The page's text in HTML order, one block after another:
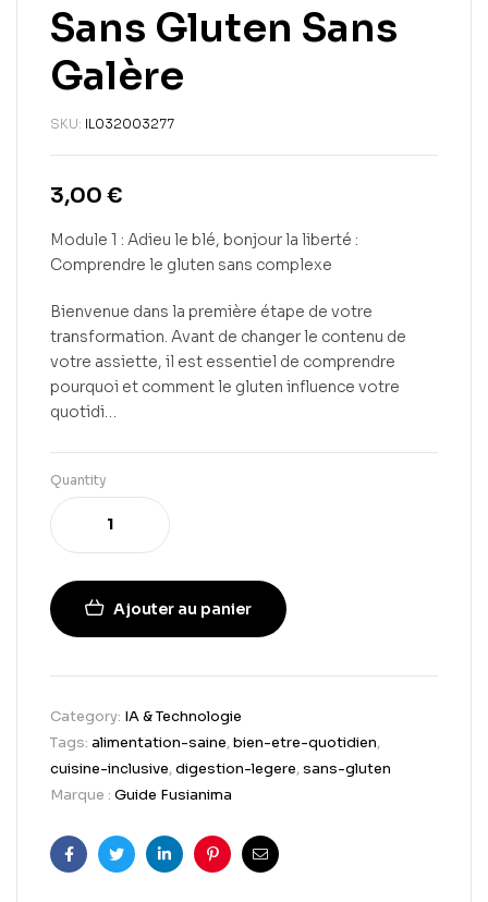
Sans Gluten Sans
Galère
SKU: IL032003277
3,00 €
Module 1 : Adieu le blé, bonjour la liberté :
Comprendre le gluten sans complexe
Bienvenue dans la première étape de votre
transformation. Avant de changer le contenu de
votre assiette, il est essentiel de comprendre
pourquoi et comment le gluten influence votre
quotidi…
Quantity
Ajouter au panier
Category: IA & Technologie
Tags: alimentation-saine,bien-etre-quotidien,
cuisine-inclusive,digestion-legere,sans-gluten
Marque : Guide Fusianima
FacebookTwitterLinkedinPinterestEmail